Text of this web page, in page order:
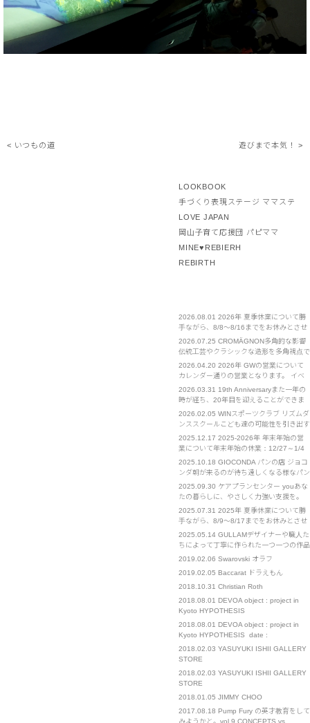
< いつもの道 遊びまで本気！ >
LOOKBOOK
手づくり表現ステージ ママステ
LOVE JAPAN
岡山子育て応援団 パピママ
MINE♥REBIERH
REBIRTH
2026.08.01 2026年 夏季休業について勝
手ながら、8/8～8/16までをお休みとさせ
ていただきます。 ご不便をおかけいたし
ますが、お許しください。
2026.07.25 CROMÄGNON多角的な影響
伝統工芸やクラシックな造形を多角視点で
見直し、新たな発見や体感を提案する。
2026.04.20 2026年 GWの営業について
カレンダー通りの営業となります。 イベ
ント部門は通常営業となります。 お急ぎ
の場合は担当の携帯電話へのご連絡をお願
2026.03.31 19th Anniversaryまた一年の
時が経ち、20年目を迎えることができま
した。 クライアント様をはじめ、皆様へ
の感謝を忘れず、日々精進してまいりま
す。
2026.02.05 WINスポーツクラブ リズムダ
ンススクールこども達の可能性を引き出す
お手伝い ウインスポーツクラブ・リズム
ダンススクールは2002年設立の実績ある
ーツを通してこどもたちが持っている能力
を最大限引き出し、自信と共に諦めない心
を･･･
2025.12.17 2025-2026年 年末年始の営
業について年末年始の休業：12/27～1/4
までをお休みとさせていただきます。 ご
不便をおかけいたします。 イベント部門
は、担当の携帯電話へのご連絡をお願いい
たします。
2025.10.18 GIOCONDA パンの店 ジョコ
ンダ朝が来るのが待ち遠しくなる様なパン
を作りたくて始めたお店です
2025.09.30 ケアプランセンター youあな
たの暮らしに、やさしく力強い支援を。
「you」とは、あなたの"ユウ" それは、そ
っと寄り添う友人のような「友」 確かな
ときにも支えになる、勇気の「勇」 人と
人、心と心をつなぐ、･･･
2025.07.31 2025年 夏季休業について勝
手ながら、8/9～8/17までをお休みとさせ
ていただきます。 また、8/21～23も出張
のため、対応までにお時間をいただく可能
ますが、お許しください。
2025.05.14 GULLAMデザイナーや職人た
ちによって丁寧に作られた一つ一つの作品
を我々は心を込めてお客様に届けたい。
crafted works, Created b･･･
2019.02.06 Swarovski オラフ
2019.02.05 Baccarat ドラえもん
2018.10.31 Christian Roth
2018.08.01 DEVOA object : project in
Kyoto HYPOTHESIS
2018.08.01 DEVOA object : project in
Kyoto HYPOTHESIS date :
1(wed)-26(sun) August. place : 271-1
Takoyakushi-cho Muromachi-
2018.02.03 YASUYUKI ISHII GALLERY
STORE
2018.02.03 YASUYUKI ISHII GALLERY
STORE
2018.01.05 JIMMY CHOO
2017.08.18 Pump Fury の英才教育をして
みようかと。vol.9 CONCEPTS vs